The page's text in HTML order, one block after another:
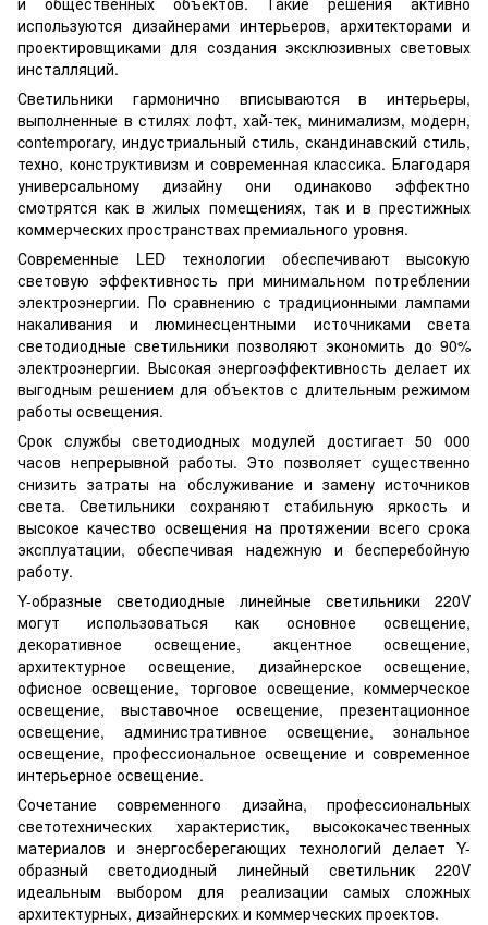
используются дизайнерами интерьеров, архитекторами и
проектировщиками для создания эксклюзивных световых
инсталляций.
Светильники гармонично вписываются в интерьеры,
выполненные в стилях лофт, хай-тек, минимализм, модерн,
contemporary, индустриальный стиль, скандинавский стиль,
техно, конструктивизм и современная классика. Благодаря
универсальному дизайну они одинаково эффектно
смотрятся как в жилых помещениях, так и в престижных
коммерческих пространствах премиального уровня.
Современные LED технологии обеспечивают высокую
световую эффективность при минимальном потреблении
электроэнергии. По сравнению с традиционными лампами
накаливания и люминесцентными источниками света
светодиодные светильники позволяют экономить до 90%
электроэнергии. Высокая энергоэффективность делает их
выгодным решением для объектов с длительным режимом
работы освещения.
Срок службы светодиодных модулей достигает 50 000
часов непрерывной работы. Это позволяет существенно
снизить затраты на обслуживание и замену источников
света. Светильники сохраняют стабильную яркость и
высокое качество освещения на протяжении всего срока
эксплуатации, обеспечивая надежную и бесперебойную
работу.
Y-образные светодиодные линейные светильники 220V
могут использоваться как основное освещение,
декоративное освещение, акцентное освещение,
архитектурное освещение, дизайнерское освещение,
офисное освещение, торговое освещение, коммерческое
освещение, выставочное освещение, презентационное
освещение, административное освещение, зональное
освещение, профессиональное освещение и современное
интерьерное освещение.
Сочетание современного дизайна, профессиональных
светотехнических характеристик, высококачественных
материалов и энергосберегающих технологий делает Y-
образный светодиодный линейный светильник 220V
идеальным выбором для реализации самых сложных
архитектурных, дизайнерских и коммерческих проектов.